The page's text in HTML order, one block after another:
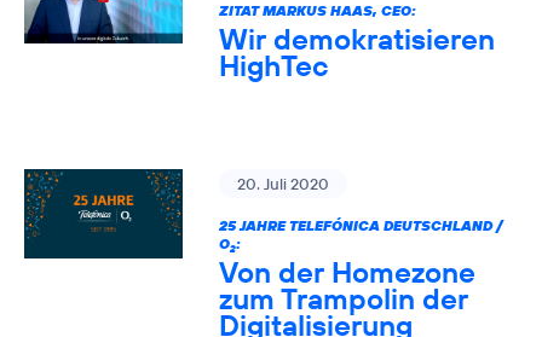
ZITAT MARKUS HAAS, CEO:
Wir demokratisieren
HighTec
20. Juli 2020
25 JAHRE TELEFÓNICA DEUTSCHLAND /
O2:
Von der Homezone
zum Trampolin der
Digitalisierung